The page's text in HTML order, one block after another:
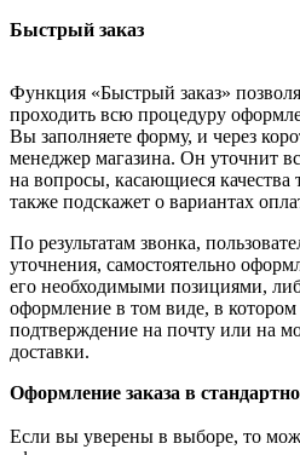
Быстрый заказ
Функция «Быстрый заказ»
проходить всю процедуру
Вы заполняете форму, и через
менеджер магазина. Он уточнит
на вопросы, касающиеся качества
также подскажет о вариантах
По результатам звонка,
уточнения, самостоятельно
его необходимыми позициями,
оформление в том виде, в котором
подтверждение на почту или на
доставки.
Оформление заказа в
Если вы уверены в выборе, то